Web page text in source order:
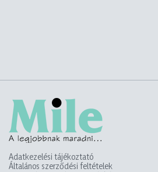
Adatkezelési tájékoztató
Általános szerződési feltételek